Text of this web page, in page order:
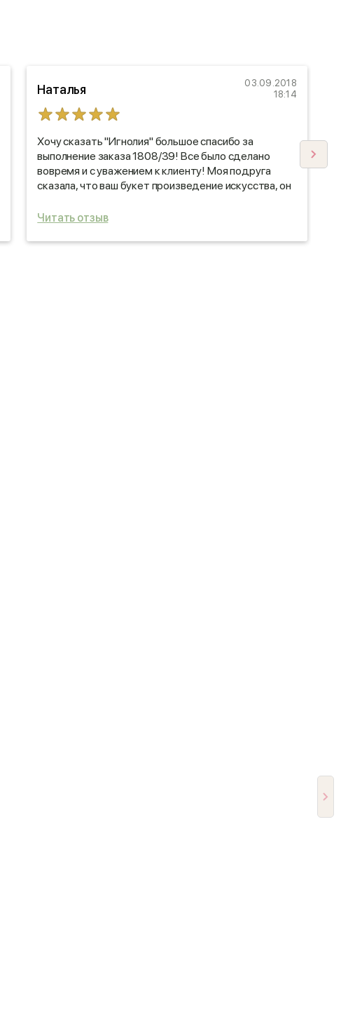
Наталья
03.09.2018
18:14
Хочу сказать "Игнолия" большое спасибо за
выполнение заказа 1808/39! Все было сделано
вовремя и с уважением к клиенту! Моя подруга
сказала, что ваш букет произведение искусства, он
Читать отзыв